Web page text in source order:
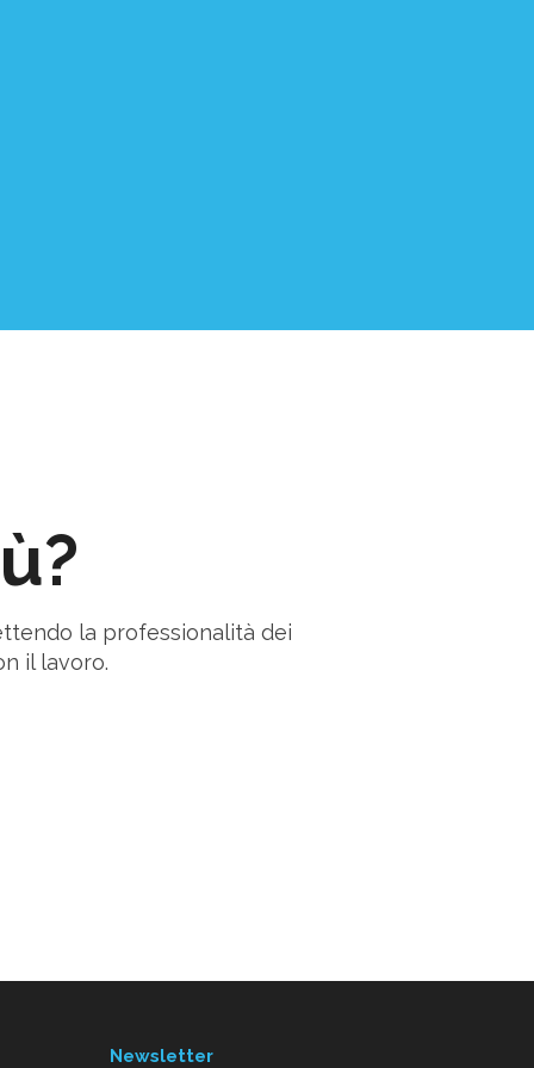
la professionalità dei
il lavoro.
Newsletter